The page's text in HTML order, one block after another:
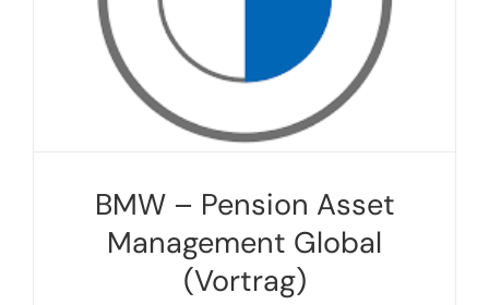
BMW – Pension Asset
Management Global
(Vortrag)